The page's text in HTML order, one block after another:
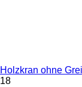
Holzkran ohne
18